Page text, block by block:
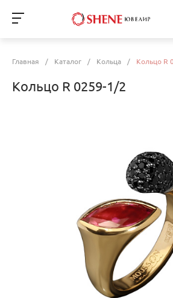
Главная / Каталог / Кольца / Кольцо R
Кольцо R 0259-1/2